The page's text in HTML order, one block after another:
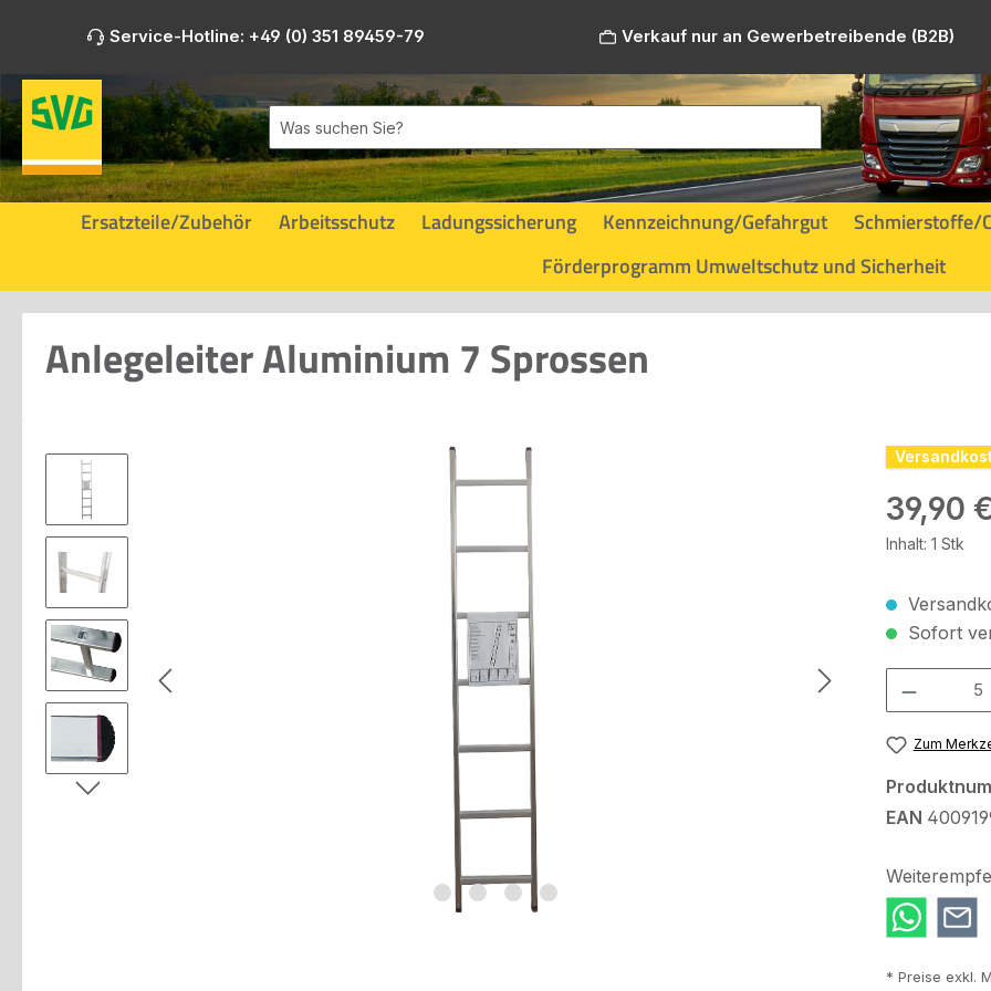
Hauptinhalt springen
Zur Suche springen
Zur Hauptnavigation springen
Service-Hotline: +49 (0) 351 89459-79 Verkauf nur an Gewerbetreibende (B2B)
Ersatzteile/Zubehör Arbeitsschutz Ladungssicherung Kennzeichnung/Gefahrgut Schmierstoffe/
Förderprogramm Umweltschutz und Sicherheit
Anlegeleiter Aluminium 7 Sprossen
Bildergalerie überspringen
Regulärer
39,90 €
Inhalt: 1 Stk
Sofort
Zum
EAN
* Preise exkl.